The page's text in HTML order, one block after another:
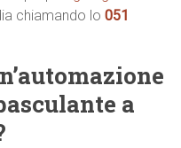
chiamando lo051
a